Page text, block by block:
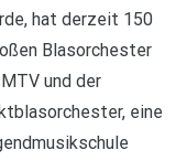
hat derzeit 150
Blasorchester
und der
eine